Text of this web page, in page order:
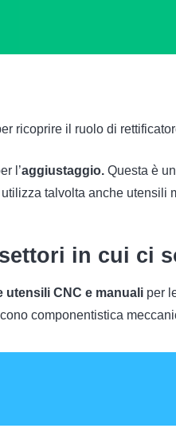
ricoprire il ruolo di
l’aggiustaggio. Questa è
talvolta anche utensili
in cui ci
utensili CNC e manuali per
componentistica